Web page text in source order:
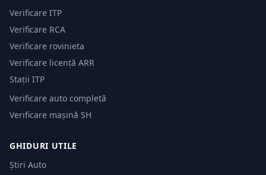
Verificare ITP
Verificare RCA
Verificare rovinieta
Verificare licență ARR
Stații ITP
Verificare auto completă
Verificare mașină SH
GHIDURI UTILE
Știri Auto